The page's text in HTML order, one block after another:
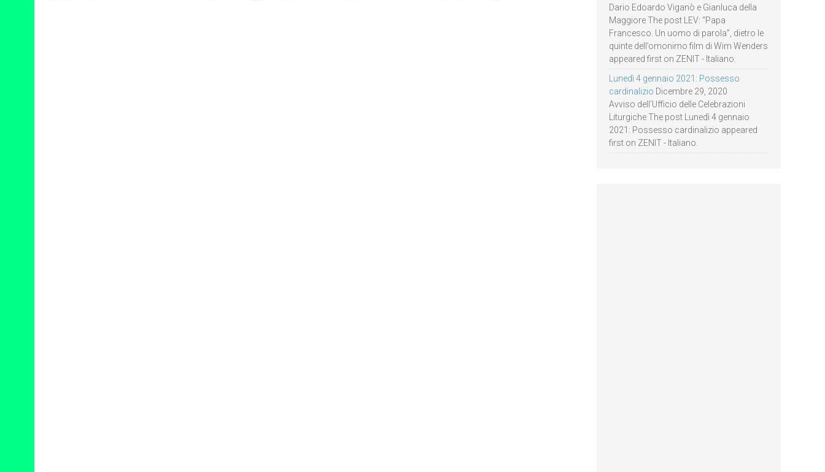
Dario Edoardo Viganò e Gianluca della
Maggiore The post LEV: “Papa
Francesco. Un uomo di parola”, dietro le
quinte dell’omonimo film di Wim Wenders
appeared first on ZENIT - Italiano.
Lunedì 4 gennaio 2021: Possesso
cardinalizio Dicembre 29, 2020
Avviso dell’Ufficio delle Celebrazioni
Liturgiche The post Lunedì 4 gennaio
2021: Possesso cardinalizio appeared
first on ZENIT - Italiano.